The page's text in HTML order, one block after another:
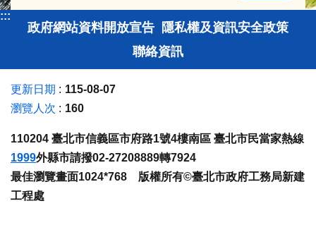
:::
政府網站資料開放宣告 隱私權及資訊安全政策
聯絡資訊
更新日期
115-08-07
瀏覽人次
160
110204 臺北市信義區市府路1號4樓南區 臺北市民當家熱線
1999外縣市請撥02-27208889轉7924
最佳瀏覽畫面1024*768 版權所有©臺北市政府工務局新建
工程處